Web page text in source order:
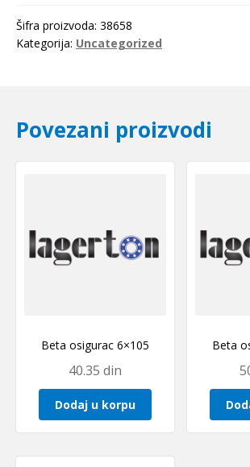
Optibelt
količina
Šifra proizvoda: 38658
Kategorija: Uncategorized
Povezani proizvodi
Beta osigurac 6×105
40.35 din
Dodaj u korpu
Beta